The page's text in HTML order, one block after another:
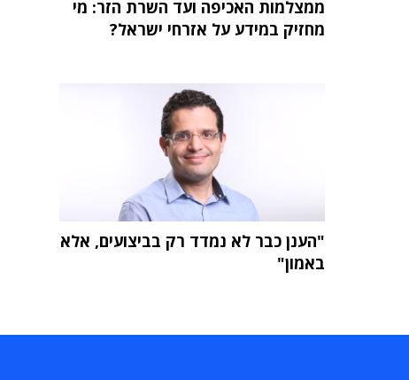
ממצלמות האכיפה ועד השרת הזר: מי
מחזיק במידע על אזרחי ישראל?
"הענן כבר לא נמדד רק בביצועים, אלא
באמון"